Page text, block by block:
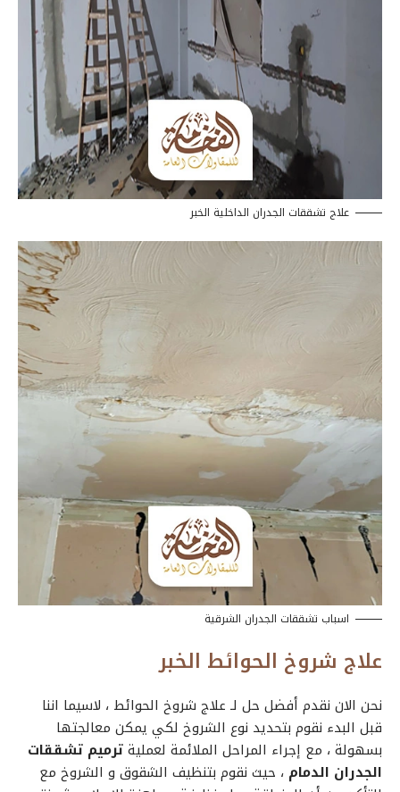
علاج تشققات الجدران الداخلية الخبر
اسباب تشققات الجدران الشرقية
علاج شروخ الحوائط الخبر
نحن الان نقدم أفضل حل لـ علاج شروخ الحوائط ، لاسيما اننا
قبل البدء نقوم بتحديد نوع الشروخ لكي يمكن معالجتها
بسهولة ، مع إجراء المراحل الملائمة لعمليةترميم تشققات
الجدران الدمام ، حيث نقوم بتنظيف الشقوق و الشروخ مع